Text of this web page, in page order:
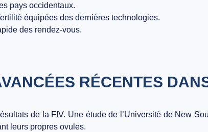
pays occidentaux.
équipées des dernières technologies.
des rendez-vous.
RÉCENTES
de la FIV. Une étude de l’Université de New
leurs propres ovules.